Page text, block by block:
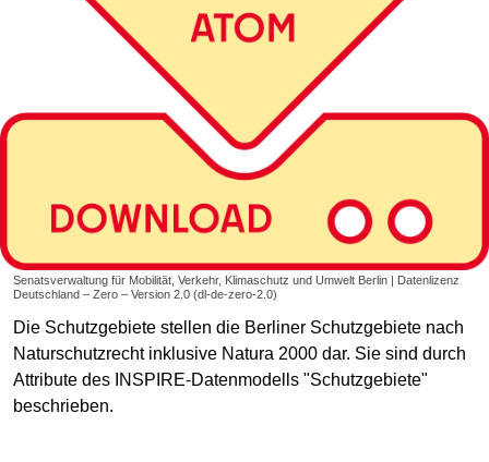
Senatsverwaltung für Mobilität, Verkehr, Klimaschutz und Umwelt Berlin | Datenlizenz
Deutschland – Zero – Version 2.0 (dl-de-zero-2.0)
Die Schutzgebiete stellen die Berliner Schutzgebiete nach
Naturschutzrecht inklusive Natura 2000 dar. Sie sind durch
Attribute des INSPIRE-Datenmodells "Schutzgebiete"
beschrieben.